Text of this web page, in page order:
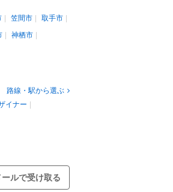
笠間市
取手市
神栖市
路線・駅から選ぶ
イナー
ルで受け取る